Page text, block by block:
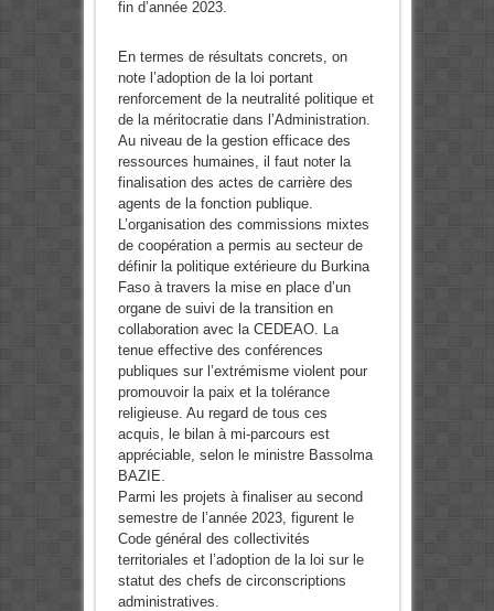
fin d’année 2023.
En termes de résultats concrets, on
note l’adoption de la loi portant
renforcement de la neutralité politique et
de la méritocratie dans l’Administration.
Au niveau de la gestion efficace des
ressources humaines, il faut noter la
finalisation des actes de carrière des
agents de la fonction publique.
L’organisation des commissions mixtes
de coopération a permis au secteur de
définir la politique extérieure du Burkina
Faso à travers la mise en place d’un
organe de suivi de la transition en
collaboration avec la CEDEAO. La
tenue effective des conférences
publiques sur l’extrémisme violent pour
promouvoir la paix et la tolérance
religieuse. Au regard de tous ces
acquis, le bilan à mi-parcours est
appréciable, selon le ministre Bassolma
BAZIE.
Parmi les projets à finaliser au second
semestre de l’année 2023, figurent le
Code général des collectivités
territoriales et l’adoption de la loi sur le
statut des chefs de circonscriptions
administratives.